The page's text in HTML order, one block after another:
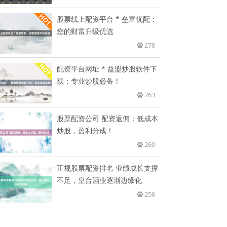
股票线上配资平台 * 垒富优配：
您的财富升级优选
278
配资平台网址 * 益盟炒股软件下
载：专业炒股必备！
263
股票配资公司 配资返佣：低成本
炒股，盈利分成！
260
正规股票配资排名 业绩成长支撑
不足，皇台酒业逐渐边缘化
256